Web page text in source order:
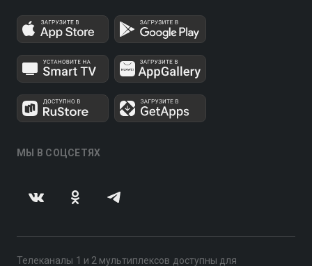
МЫ В СОЦСЕТЯХ
Телеканалы 1 и 2 мультиплексов доступны для